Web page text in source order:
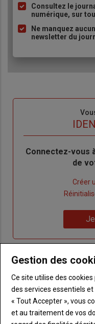
à
puce
Consultez le
numérique, sur
Ne manquez
newsletter du
Body
Connectez-vous
de
Créer
de
me
Sous-
titre
Vous
TITRE
BodyChoisissez
Gestion des
Ce site utilise des
des services essentiels et
« Tout Accepter », vous
et au traitement de vos